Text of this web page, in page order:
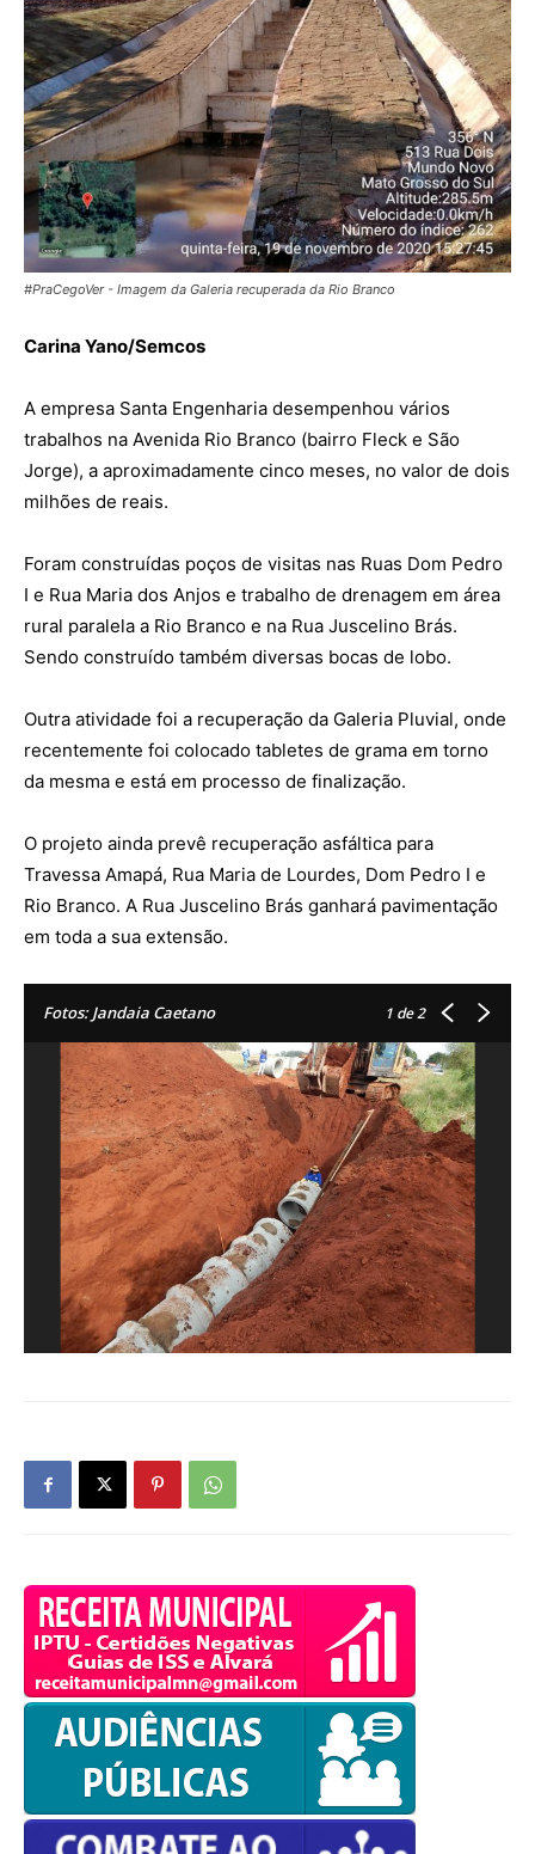
#PraCegoVer - Imagem da Galeria recuperada da Rio Branco
Carina Yano/Semcos
A empresa Santa Engenharia desempenhou vários
trabalhos na Avenida Rio Branco (bairro Fleck e São
Jorge), a aproximadamente cinco meses, no valor de dois
milhões de reais.
Foram construídas poços de visitas nas Ruas Dom Pedro
I e Rua Maria dos Anjos e trabalho de drenagem em área
rural paralela a Rio Branco e na Rua Juscelino Brás.
Sendo construído também diversas bocas de lobo.
Outra atividade foi a recuperação da Galeria Pluvial, onde
recentemente foi colocado tabletes de grama em torno
da mesma e está em processo de finalização.
O projeto ainda prevê recuperação asfáltica para
Travessa Amapá, Rua Maria de Lourdes, Dom Pedro I e
Rio Branco. A Rua Juscelino Brás ganhará pavimentação
em toda a sua extensão.
Fotos: Jandaia Caetano 1 de 2